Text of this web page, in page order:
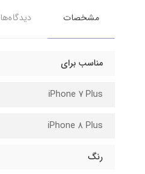
مشخصات دیدگاه‌ها
مناسب برای
iPhone 7 Plus
iPhone 8 Plus
رنگ